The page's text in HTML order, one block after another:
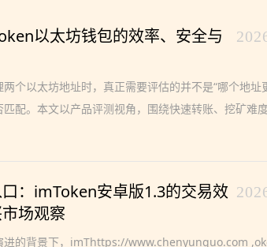
以太坊钱包的效率、安全与
个以太坊地址时，真正需要评估的并不是“哪个地址
配。本文以产品评测视角，围绕快速转账、挖矿难度
：imToken安卓版1.3的交易效
场观察
进的背景下，imThttps://www.chenyunguo.com